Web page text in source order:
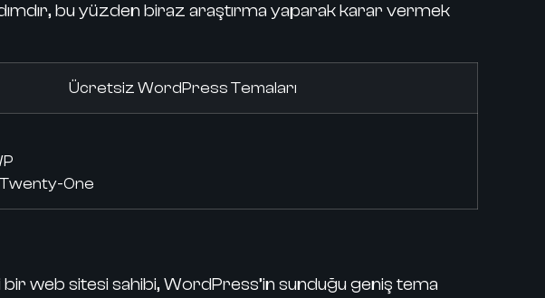
bu yüzden biraz araştırma yaparak karar vermek
Ücretsiz WordPress Temaları
One
web sitesi sahibi, WordPress’in sunduğu geniş tema